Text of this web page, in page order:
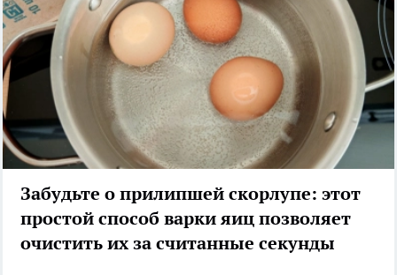
Забудьте о прилипшей скорлупе: этот
простой способ варки яиц позволяет
очистить их за считанные секунды